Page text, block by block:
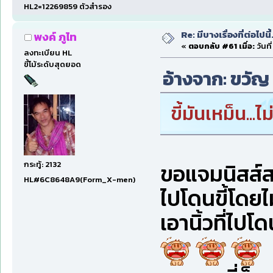
HL2=12269859 ตัวสำรอง
พงค์ ภูไท
ลงทะเบียน HL
ขี้โม้ระดับสุดยอด
กระทู้: 2132
HL#6C8648A9(Form_X-men)
Re: มีบางเรื่องที่ต่อไป
« ตอบกลับ #61 เมื่อ:วันที่
อ้างจาก: ขวั
ขี้มันเหม็น...
ขอแจมนิสส์ส
ไปโดนขี้โดย
เอานิ้วที่ไปโ